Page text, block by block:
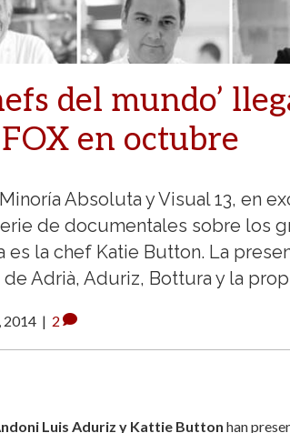
del mundo’
en octubre
Absoluta y Visual 13, en
de documentales sobre los
la chef Katie Button. La
Adrià, Aduriz, Bottura y la
2014 | 2
Luis Aduriz y Kattie Button han